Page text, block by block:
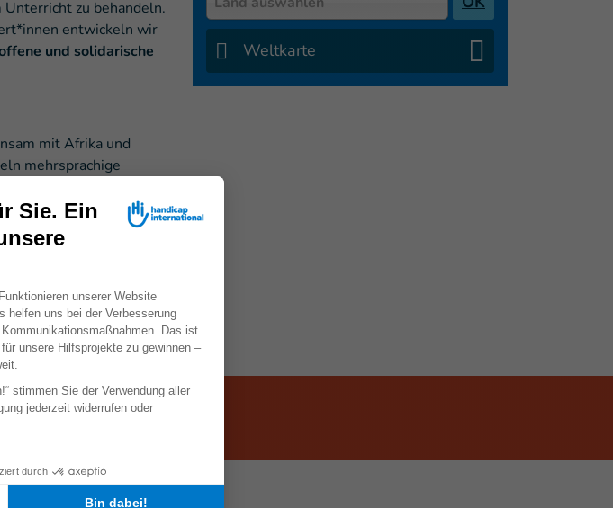
zu behandeln.
entwickeln wir
und solidarische
mit Afrika und
mehrsprachige
mindestens 200
und fördert
Weltkarte
Sie jetzt